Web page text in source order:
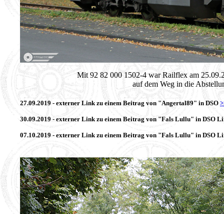
Mit 92 82 000 1502-4 war Railflex am
auf dem Weg in die
27.09.2019 - externer Link zu einem Beitrag von "Angertal89" in DSO
30.09.2019 - externer Link zu einem Beitrag von "Fals Lullu" in DSO
07.10.2019 - externer Link zu einem Beitrag von "Fals Lullu" in DSO